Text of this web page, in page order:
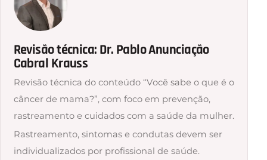
Revisão técnica: Dr. Pablo Anunciação
Cabral Krauss
Revisão técnica do conteúdo “Você sabe o que é o
câncer de mama?”, com foco em prevenção,
rastreamento e cuidados com a saúde da mulher.
Rastreamento, sintomas e condutas devem ser
individualizados por profissional de saúde.